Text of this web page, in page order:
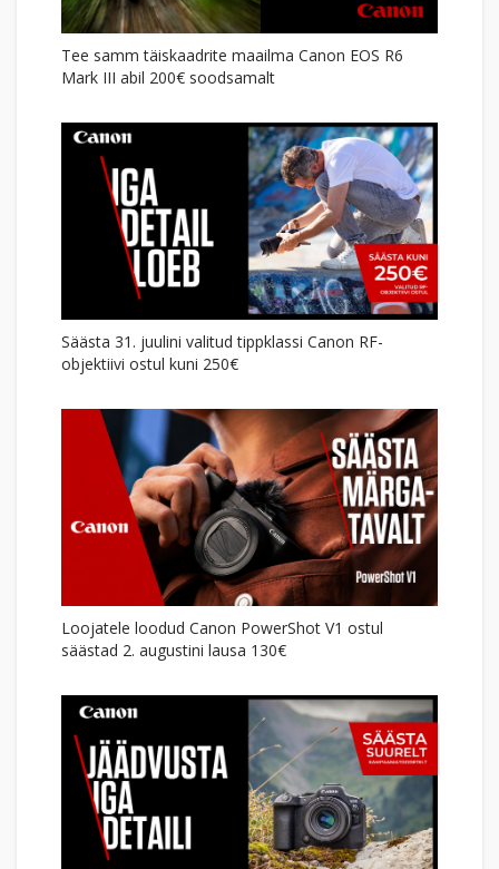
Tee samm täiskaadrite maailma Canon EOS R6
Mark III abil 200€ soodsamalt
Säästa 31. juulini valitud tippklassi Canon RF-
objektiivi ostul kuni 250€
Loojatele loodud Canon PowerShot V1 ostul
säästad 2. augustini lausa 130€